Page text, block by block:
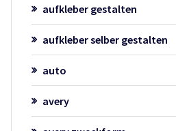
aufkleber gestalten
aufkleber selber gestalten
auto
avery